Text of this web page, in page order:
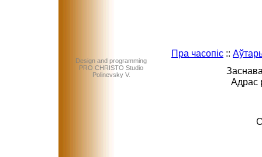
Design and programming
PRO CHRISTO Studio
Polinevsky V.
Пра часопіс ::
Адрас